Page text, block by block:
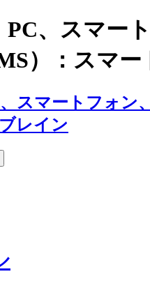
PC、スマー
）：スマー